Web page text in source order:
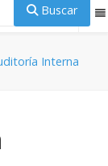
Buscar
Interna